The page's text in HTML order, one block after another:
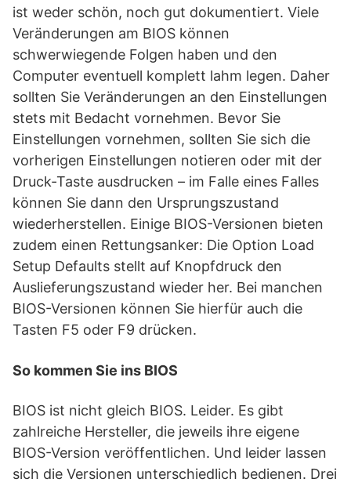
ist weder schön, noch gut dokumentiert. Viele
Veränderungen am BIOS können
schwerwiegende Folgen haben und den
Computer eventuell komplett lahm legen. Daher
sollten Sie Veränderungen an den Einstellungen
stets mit Bedacht vornehmen. Bevor Sie
Einstellungen vornehmen, sollten Sie sich die
vorherigen Einstellungen notieren oder mit der
Druck-Taste ausdrucken – im Falle eines Falles
können Sie dann den Ursprungszustand
wiederherstellen. Einige BIOS-Versionen bieten
zudem einen Rettungsanker: Die Option Load
Setup Defaults stellt auf Knopfdruck den
Auslieferungszustand wieder her. Bei manchen
BIOS-Versionen können Sie hierfür auch die
Tasten F5 oder F9 drücken.
So kommen Sie ins BIOS
BIOS ist nicht gleich BIOS. Leider. Es gibt
zahlreiche Hersteller, die jeweils ihre eigene
BIOS-Version veröffentlichen. Und leider lassen
sich die Versionen unterschiedlich bedienen. Drei